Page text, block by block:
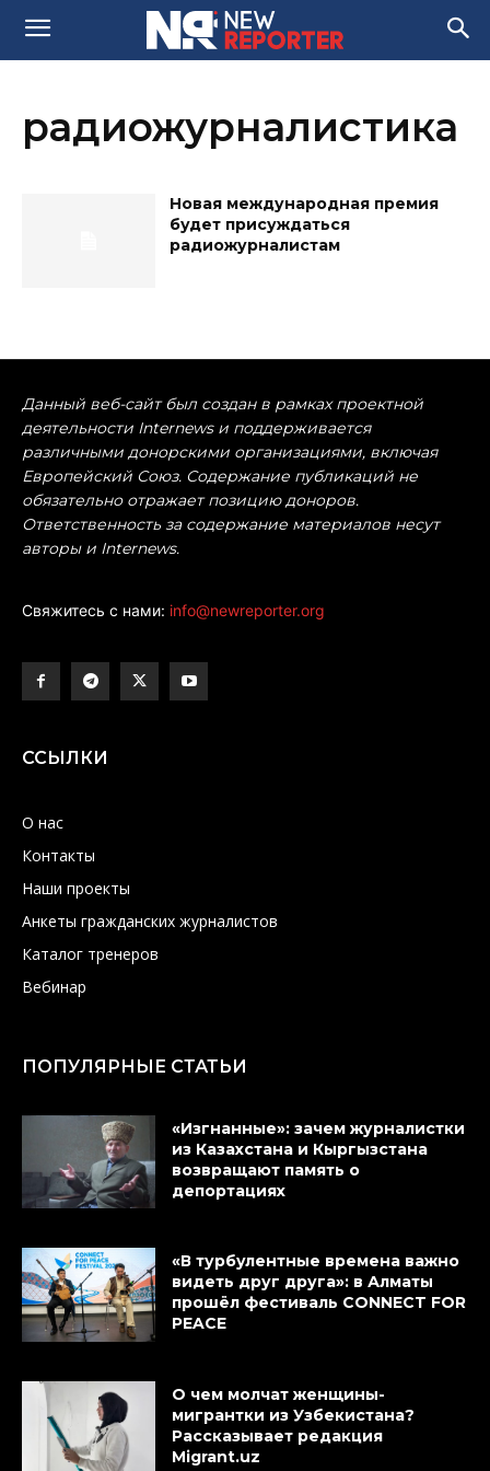
радиожурналистика
Новая международная премия
будет присуждаться
радиожурналистам
Данный веб-сайт был создан в рамках проектной
деятельности Internews и поддерживается
различными донорскими организациями, включая
Европейский Союз. Содержание публикаций не
обязательно отражает позицию доноров.
Ответственность за содержание материалов несут
авторы и Internews.
Свяжитесь с нами: info@newreporter.org
ССЫЛКИ
О нас
Контакты
Наши проекты
Анкеты гражданских журналистов
Каталог тренеров
Вебинар
ПОПУЛЯРНЫЕ СТАТЬИ
«Изгнанные»: зачем журналистки
из Казахстана и Кыргызстана
возвращают память о
депортациях
«В турбулентные времена важно
видеть друг друга»: в Алматы
прошёл фестиваль CONNECT FOR
PEACE
О чем молчат женщины-
мигрантки из Узбекистана?
Рассказывает редакция
Migrant.uz